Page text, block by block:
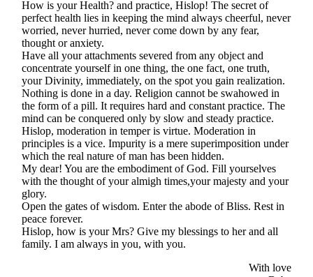
How is your Health? and practice, Hislop! The secret of
perfect health lies in keeping the mind always cheerful, never
worried, never hurried, never come down by any fear,
thought or anxiety.
Have all your attachments severed from any object and
concentrate yourself in one thing, the one fact, one truth,
your Divinity, immediately, on the spot you gain realization.
Nothing is done in a day. Religion cannot be swahowed in
the form of a pill. It requires hard and constant practice. The
mind can be conquered only by slow and steady practice.
Hislop, moderation in temper is virtue. Moderation in
principles is a vice. Impurity is a mere superimposition under
which the real nature of man has been hidden.
My dear! You are the embodiment of God. Fill yourselves
with the thought of your almigh times,your majesty and your
glory.
Open the gates of wisdom. Enter the abode of Bliss. Rest in
peace forever.
Hislop, how is your Mrs? Give my blessings to her and all
family. I am always in you, with you.
With love